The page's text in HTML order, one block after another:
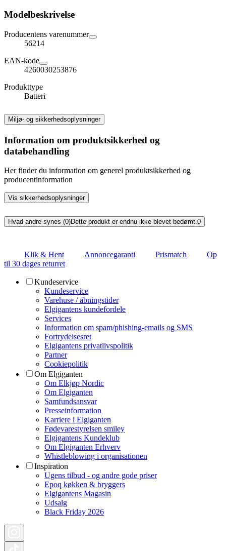
Modelbeskrivelse
Producentens varenummer
56214
EAN-kode
4260030253876
Produkttype
Batteri
Miljø- og sikkerhedsoplysninger
Information om produktsikkerhed og
databehandling
Her finder du information om generel produktsikkerhed og
producentinformation
Vis sikkerhedsoplysninger
Hvad andre synes (0)Dette produkt er endnu ikke blevet bedømt.0
Klik & Hent Annoncegaranti Prismatch
Op
til 30 dages returret
Kundeservice
Kundeservice
Varehuse / åbningstider
Elgigantens kundefordele
Services
Information om spam/phishing-emails og SMS
Fortrydelsesret
Elgigantens privatlivspolitik
Partner
Cookiepolitik
Om Elgiganten
Om Elkjøp Nordic
Om Elgiganten
Samfundsansvar
Presseinformation
Karriere i Elgiganten
Fødevarestyrelsen smiley
Elgigantens Kundeklub
Om Elgiganten Erhverv
Whistleblowing i organisationen
Inspiration
Ugens tilbud - og andre gode priser
Epoq køkken & bryggers
Elgigantens Magasin
Udsalg
Black Friday 2026